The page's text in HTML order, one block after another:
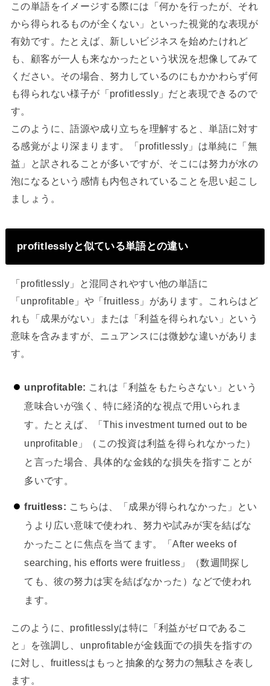
この単語をイメージする際には「何かを行ったが、それ
から得られるものが全くない」といった視覚的な表現が
有効です。たとえば、新しいビジネスを始めたけれど
も、顧客が一人も来なかったという状況を想像してみて
ください。その場合、努力しているのにもかかわらず何
も得られない様子が「profitlessly」だと表現できるので
す。
このように、語源や成り立ちを理解すると、単語に対す
る感覚がより深まります。「profitlessly」は単純に「無
益」と訳されることが多いですが、そこには努力が水の
泡になるという感情も内包されていることを思い起こし
ましょう。
profitlesslyと似ている単語との違い
「profitlessly」と混同されやすい他の単語に
「unprofitable」や「fruitless」があります。これらはど
れも「成果がない」または「利益を得られない」という
意味を含みますが、ニュアンスには微妙な違いがありま
す。
unprofitable: これは「利益をもたらさない」という
意味合いが強く、特に経済的な視点で用いられま
す。たとえば、「This investment turned out to be
unprofitable」（この投資は利益を得られなかった）
と言った場合、具体的な金銭的な損失を指すことが
多いです。
fruitless: こちらは、「成果が得られなかった」とい
うより広い意味で使われ、努力や試みが実を結ばな
かったことに焦点を当てます。「After weeks of
searching, his efforts were fruitless」（数週間探し
ても、彼の努力は実を結ばなかった）などで使われ
ます。
このように、profitlesslyは特に「利益がゼロであるこ
と」を強調し、unprofitableが金銭面での損失を指すの
に対し、fruitlessはもっと抽象的な努力の無駄さを表し
ます。